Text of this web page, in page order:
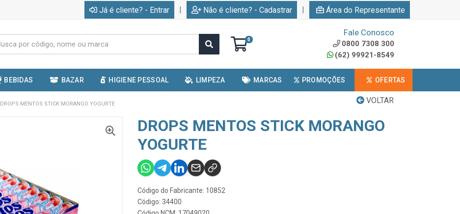
Já é cliente? - Entrar | Não é cliente? - Cadastrar | Área do Representante
0
Fale Conosco
0800 7308 300
(62) 99921-8549
BEBIDAS BAZAR HIGIENE PESSOAL LIMPEZA MARCAS PROMOÇÕES OFERTAS
VOLTAR
DROPS MENTOS STICK MORANGO YOGURTE
DROPS MENTOS STICK MORANGO
YOGURTE
Código do Fabricante: 10852
Código: 34400